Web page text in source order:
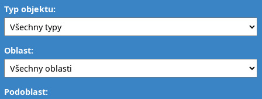
Typ objektu:
Oblast:
Podoblast: